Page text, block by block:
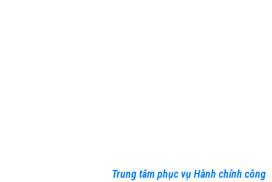
Trung tâm phục vụ Hành chính công